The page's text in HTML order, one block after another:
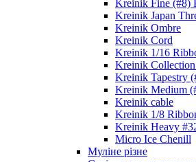
Kreinik Fine (#8)
Kreinik Japan
Kreinik Ombre
Kreinik Cord
Kreinik 1/16
Kreinik
Kreinik Tapestry
Kreinik Medium
Kreinik cable
Kreinik 1/8
Kreinik Heavy
Micro Ice Chenill
Муліне різне